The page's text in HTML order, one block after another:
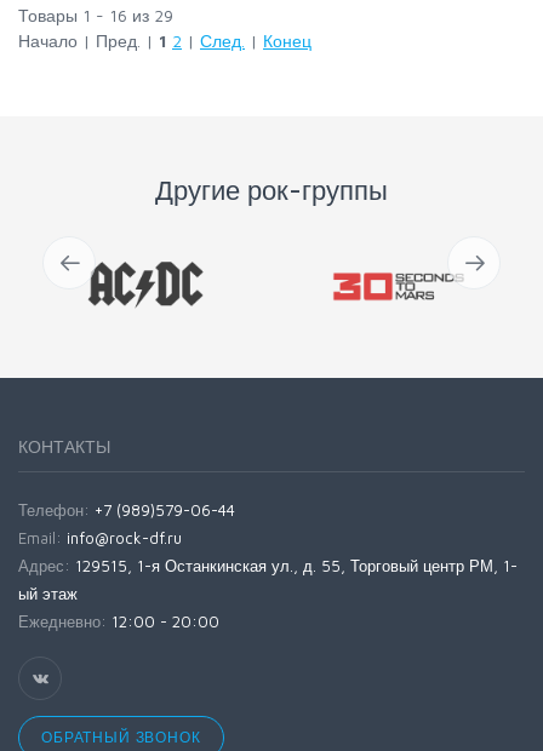
Товары 1 - 16 из 29
Начало | Пред. | 1 2 | След. | Конец
Другие рок-группы
КОНТАКТЫ
Телефон: +7 (989)579-06-44
Email: info@rock-df.ru
Адрес: 129515, 1-я Останкинская ул., д. 55, Торговый центр РМ, 1-
ый этаж
Ежедневно: 12:00 - 20:00
ОБРАТНЫЙ ЗВОНОК